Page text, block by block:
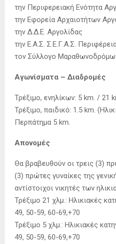
την Περιφερειακή Ενότητα
την Εφορεία Αρχαιοτήτων
την Δ.Δ.Ε. Αργολίδας
την Ε.Α.Σ. Σ.Ε.Γ.Α.Σ.
τον Σύλλογο
Αγωνίσματα – Διαδρομές
Τρέξιμο, ενηλίκων: 5 km. / 21
Τρέξιμο, παιδικό: 1.5 km.
Περπάτημα 5 km.
Απονομές
Θα βραβευθούν οι τρεις (3)
(3) πρώτες γυναίκες της
αντίστοιχοι νικητές των
Τρέξιμο 21 χλμ.: Ηλικιακές
49, 50-59, 60-69,+70
Τρέξιμο 5 χλμ.: Ηλικιακές
49, 50-59, 60-69,+70